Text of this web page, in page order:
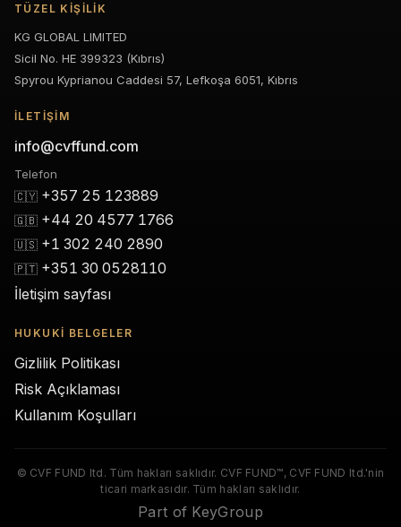
TÜZEL KIŞILIK
KG GLOBAL LIMITED
Sicil No. HE 399323 (Kıbrıs)
Spyrou Kyprianou Caddesi 57, Lefkoşa 6051, Kıbrıs
İLETIŞIM
info@cvffund.com
Telefon
🇨🇾 +357 25 123889
🇬🇧 +44 20 4577 1766
🇺🇸 +1 302 240 2890
🇵🇹 +351 30 0528110
İletişim sayfası
HUKUKI BELGELER
Gizlilik Politikası
Risk Açıklaması
Kullanım Koşulları
© CVF FUND ltd. Tüm hakları saklıdır. CVF FUND™, CVF FUND ltd.'nin
ticari markasıdır. Tüm hakları saklıdır.
Part of KeyGroup